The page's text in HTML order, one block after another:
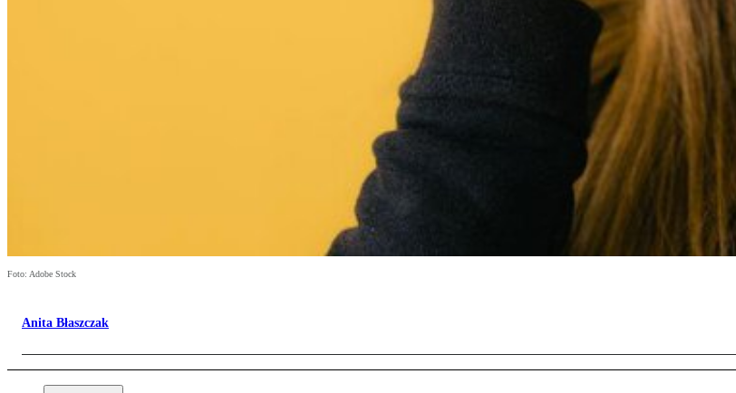
Foto: Adobe Stock
Anita Błaszczak